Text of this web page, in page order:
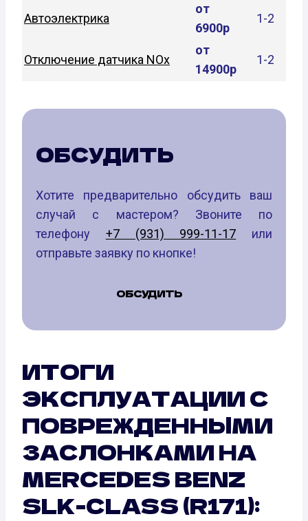
Автоэлектрика
от
6900р
1-2
Отключение датчика NOx
от
14900р
1-2
ОБСУДИТЬ
Хотите предварительно обсудить ваш
случай с мастером? Звоните по
телефону +7 (931) 999-11-17 или
отправьте заявку по кнопке!
ОБСУДИТЬ
ИТОГИ
ЭКСПЛУАТАЦИИ С
ПОВРЕЖДЕННЫМИ
ЗАСЛОНКАМИ НА
MERCEDES BENZ
SLK-CLASS (R171):